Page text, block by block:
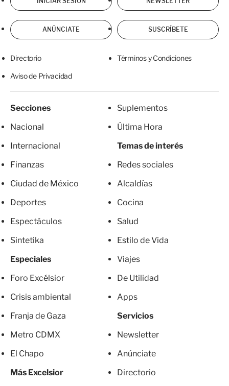
ANÚNCIATE SUSCRÍBETE
Directorio Términos y Condiciones
Aviso de Privacidad
Secciones
Nacional
Internacional
Finanzas
Ciudad de México
Deportes
Espectáculos
Sintetika
Especiales
Foro Excélsior
Crisis ambiental
Franja de Gaza
Metro CDMX
El Chapo
Más Excelsior
Suplementos
Última Hora
Temas de interés
Redes sociales
Alcaldías
Cocina
Salud
Estilo de Vida
Viajes
De Utilidad
Apps
Servicios
Newsletter
Anúnciate
Directorio